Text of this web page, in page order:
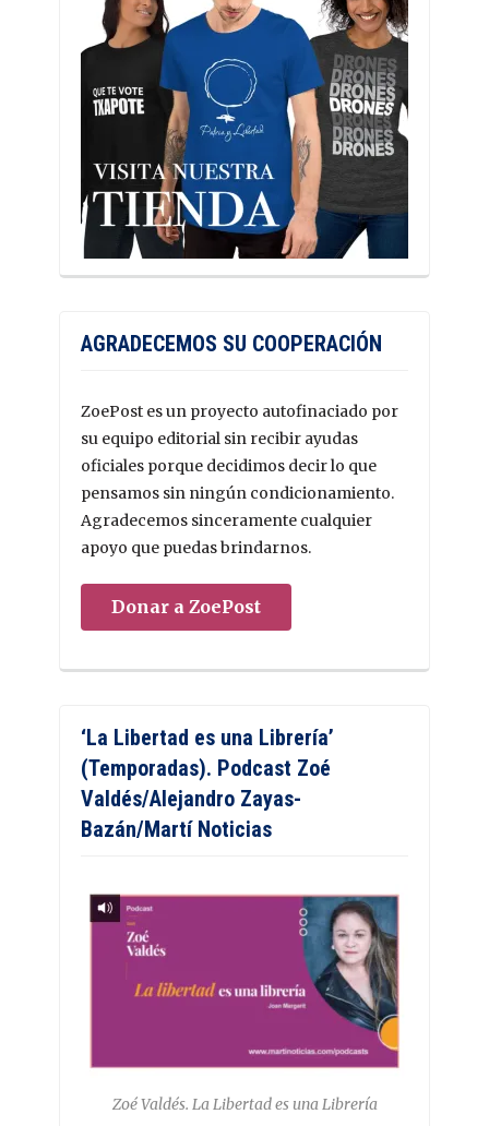
AGRADECEMOS SU COOPERACIÓN
ZoePost es un proyecto autofinaciado por
su equipo editorial sin recibir ayudas
oficiales porque decidimos decir lo que
pensamos sin ningún condicionamiento.
Agradecemos sinceramente cualquier
apoyo que puedas brindarnos.
Donar a ZoePost
‘La Libertad es una Librería’
(Temporadas). Podcast Zoé
Valdés/Alejandro Zayas-
Bazán/Martí Noticias
Zoé Valdés. La Libertad es una Librería